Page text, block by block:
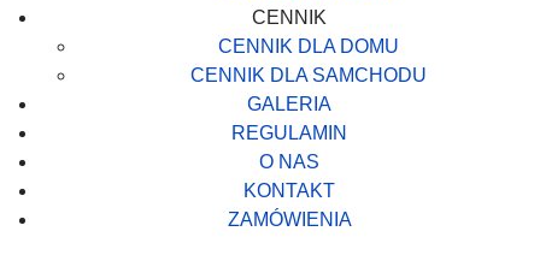
CENNIK
CENNIK DLA DOMU
CENNIK DLA SAMCHODU
GALERIA
REGULAMIN
O NAS
KONTAKT
ZAMÓWIENIA